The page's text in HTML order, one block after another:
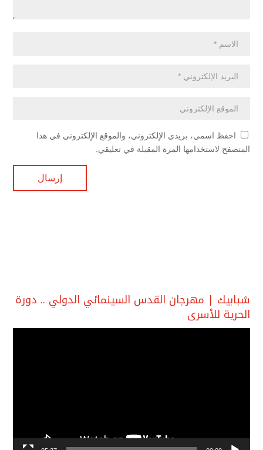
احفظ اسمي، بريدي الإلكتروني، والموقع الإلكتروني في هذا
المتصفح لاستخدامها المرة المقبلة في تعليقي.
شبابيك | مهرجان القدس السينمائي الدولي .. دورة
الحرية للأسرى